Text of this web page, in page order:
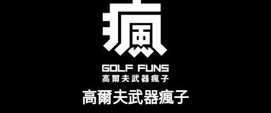
高爾夫武器瘋子